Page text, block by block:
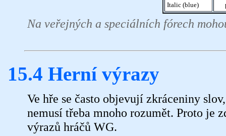
Italic (blue)
Na veřejných a speciálních fórech
15.4 Herní výrazy
Ve hře se často objevují zkráceniny
nemusí třeba mnoho rozumět. Proto je
výrazů hráčů WG.